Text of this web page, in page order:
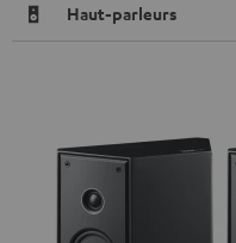
Haut-parleurs